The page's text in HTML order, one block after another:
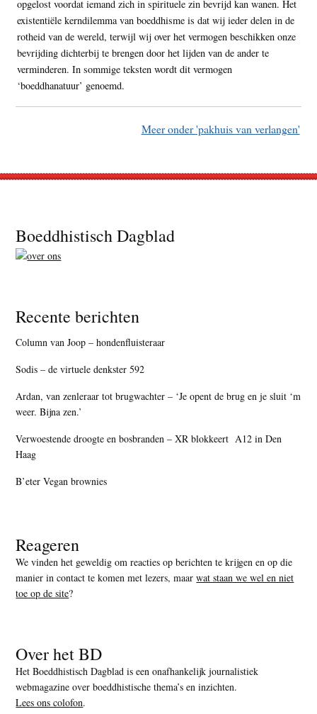
opgelost voordat iemand zich in spirituele zin bevrijd kan wanen. Het
existentiële kerndilemma van boeddhisme is dat wij ieder delen in de
rotheid van de wereld, terwijl wij over het vermogen beschikken onze
bevrijding dichterbij te brengen door het lijden van de ander te
verminderen. In sommige teksten wordt dit vermogen
‘boeddhanatuur’ genoemd.
Meer onder 'pakhuis van verlangen'
Footer
Boeddhistisch Dagblad
Recente berichten
Column van Joop – hondenfluisteraar
Sodis – de virtuele denkster 592
Ardan, van zenleraar tot brugwachter – ‘Je opent de brug en je sluit ‘m
weer. Bijna zen.’
Verwoestende droogte en bosbranden – XR blokkeert A12 in Den
Haag
B’eter Vegan brownies
Reageren
We vinden het geweldig om reacties op berichten te krijgen en op die
manier in contact te komen met lezers, maarwat staan we wel en niet
toe op de site?
Over het BD
Het Boeddhistisch Dagblad is een onafhankelijk journalistiek
webmagazine over boeddhistische thema’s en inzichten.
Lees ons colofon.